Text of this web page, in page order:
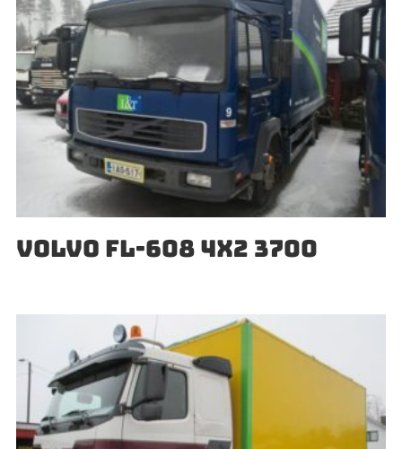
VOLVO FL-608 4X2 3700